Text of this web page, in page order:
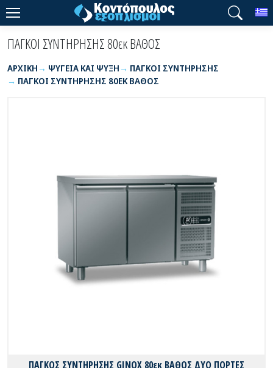
ΠΑΓΚΟΙ ΣΥΝΤΗΡΗΣΗΣ 80εκ ΒΑΘΟΣ
ΑΡΧΙΚΉ ΨΥΓΕΙΑ ΚΑΙ ΨΥΞΗ
ΠΑΓΚΟΙ ΣΥΝΤΗΡΗΣΗΣ
ΠΑΓΚΟΙ ΣΥΝΤΗΡΗΣΗΣ 80ΕΚ ΒΑΘΟΣ
ΠΑΓΚΟΣ ΣΥΝΤΗΡΗΣΗΣ GINOX 80εκ ΒΑΘΟΣ ΔΥΟ ΠΟΡΤΕΣ